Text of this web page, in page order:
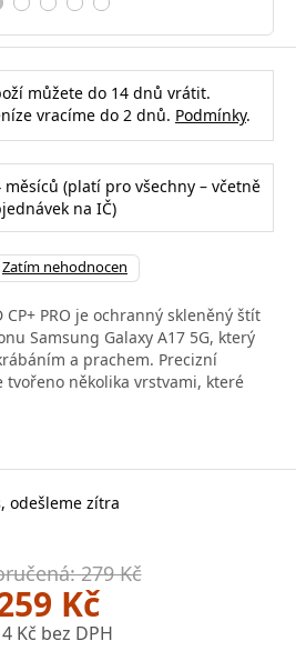
můžete do 14 dnů vrátit.
vracíme do 2 dnů. Podmínky.
měsíců (platí pro všechny – včetně
na IČ)
Zatím nehodnocen
PRO je ochranný skleněný štít
Samsung Galaxy A17 5G, který
a prachem. Precizní
tvořeno několika vrstvami, které
, odešleme zítra
279 Kč
Kč
Kč bez DPH